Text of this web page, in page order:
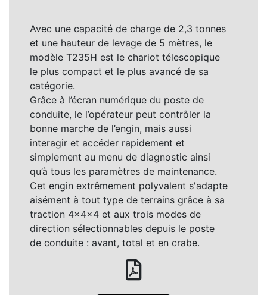
Avec une capacité de charge de 2,3 tonnes
et une hauteur de levage de 5 mètres, le
modèle T235H est le chariot télescopique
le plus compact et le plus avancé de sa
catégorie.
Grâce à l’écran numérique du poste de
conduite, le l’opérateur peut contrôler la
bonne marche de l’engin, mais aussi
interagir et accéder rapidement et
simplement au menu de diagnostic ainsi
qu’à tous les paramètres de maintenance.
Cet engin extrêmement polyvalent s'adapte
aisément à tout type de terrains grâce à sa
traction 4x4x4 et aux trois modes de
direction sélectionnables depuis le poste
de conduite : avant, total et en crabe.